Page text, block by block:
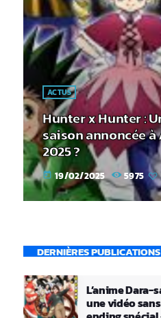
ACTUS
Hunter x Hunter :
saison annoncée
2025 ?
today 19/02/2025 5975
DERNIÈRES PUBLICATIONS
L’anime Dara-
une vidéo